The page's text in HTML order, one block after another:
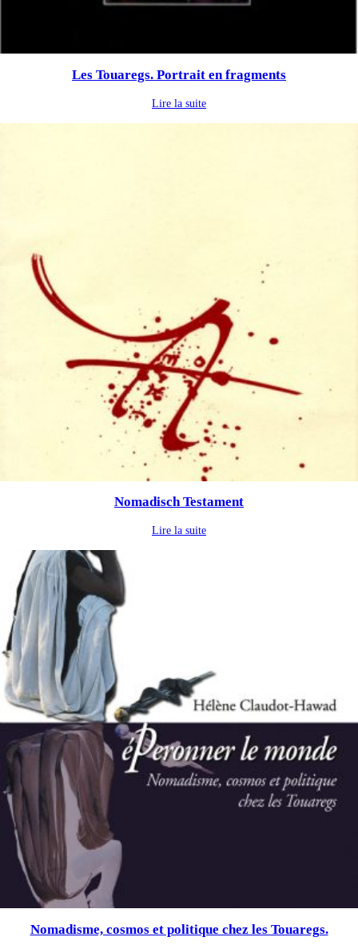
Les Touaregs. Portrait en fragments
Lire la suite
Nomadisch Testament
Lire la suite
Nomadisme, cosmos et politique chez les Touaregs.